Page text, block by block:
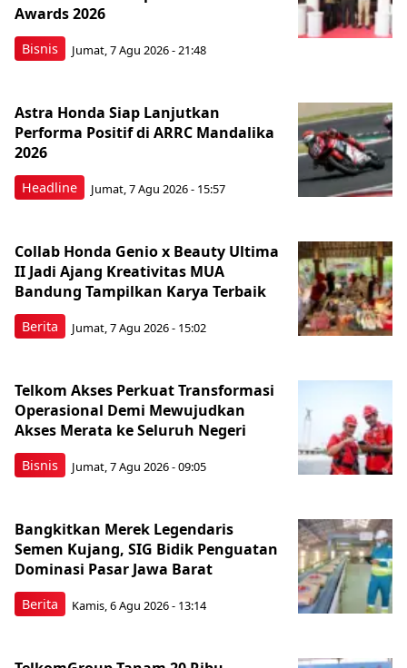
Bisnis
Awards 2026
Jumat, 7 Agu 2026 - 21:48
Headline
Astra Honda Siap Lanjutkan
Performa Positif di ARRC Mandalika
2026
Jumat, 7 Agu 2026 - 15:57
Berita
Collab Honda Genio x Beauty Ultima
II Jadi Ajang Kreativitas MUA
Bandung Tampilkan Karya Terbaik
Jumat, 7 Agu 2026 - 15:02
Bisnis
Telkom Akses Perkuat Transformasi
Operasional Demi Mewujudkan
Akses Merata ke Seluruh Negeri
Jumat, 7 Agu 2026 - 09:05
Berita
Bangkitkan Merek Legendaris
Semen Kujang, SIG Bidik Penguatan
Dominasi Pasar Jawa Barat
Kamis, 6 Agu 2026 - 13:14